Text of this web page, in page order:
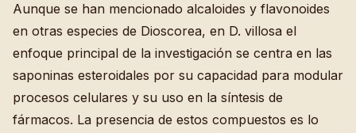
Aunque se han mencionado alcaloides y flavonoides
en otras especies de Dioscorea, en D. villosa el
enfoque principal de la investigación se centra en las
saponinas esteroidales por su capacidad para modular
procesos celulares y su uso en la síntesis de
fármacos. La presencia de estos compuestos es lo